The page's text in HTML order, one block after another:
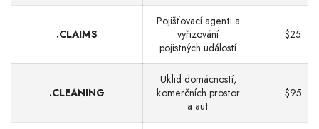
.CLAIMS
Pojišťovací agenti a
vyřizování
pojistných událostí
$25
.CLEANING
Uklid domácností,
komerčních prostor
a aut
$95